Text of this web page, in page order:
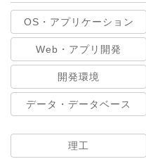
OS・アプリケーション
Web・アプリ開発
開発環境
データ・データベース
理工